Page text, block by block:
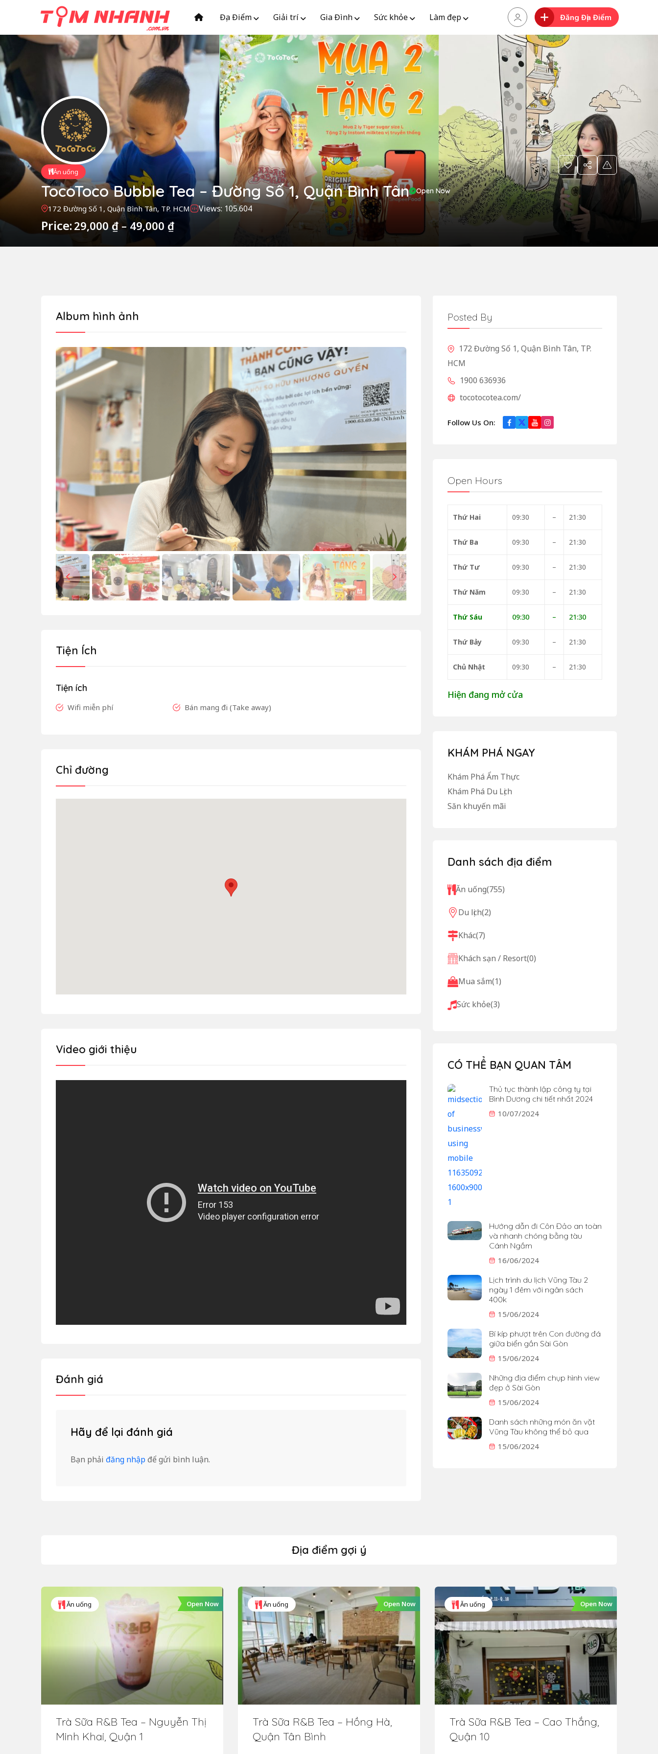
Địa Điểm Giải trí Gia Đình Sức khỏe Làm đẹp Đăng Địa Điểm
Ăn uống
TocoToco Bubble Tea – Đường Số 1, Quận Bình Tân Open Now
172 Đường Số 1, Quận Bình Tân, TP. HCM Views: 105.604
Price: 29,000₫ – 49,000 ₫
Album hình ảnh
Tiện Ích
Tiện ích
Wifi miễn phí Bán mang đi (Take away)
Chỉ đường
Video giới thiệu
Đánh giá
Hãy để lại đánh giá
Bạn phải đăng nhập để gửi bình luận.
Posted By
172 Đường Số 1, Quận Bình Tân, TP.
HCM
1900 636936
tocotocotea.com/
Follow Us On:
Open Hours
Thứ Hai 09:30 – 21:30
Thứ Ba 09:30 – 21:30
Thứ Tư 09:30 – 21:30
Thứ Năm 09:30 – 21:30
Thứ Sáu 09:30 – 21:30
Thứ Bảy 09:30 – 21:30
Chủ Nhật 09:30 – 21:30
Hiện đang mở cửa
KHÁM PHÁ NGAY
Khám Phá Ẩm Thực
Khám Phá Du Lịch
Săn khuyến mãi
Danh sách địa điểm
Ăn uống(755)
Du lịch(2)
Khác(7)
Khách sạn / Resort(0)
Mua sắm(1)
Sức khỏe(3)
CÓ THỂ BẠN QUAN TÂM
Thủ tục thành lập công ty tại
Bình Dương chi tiết nhất 2024
10/07/2024
Hướng dẫn đi Côn Đảo an toàn
và nhanh chóng bằng tàu
Cánh Ngầm
16/06/2024
Lịch trình du lịch Vũng Tàu 2
ngày 1 đêm với ngân sách
400k
15/06/2024
Bí kíp phượt trên Con đường đá
giữa biển gần Sài Gòn
15/06/2024
Những địa điểm chụp hình view
đẹp ở Sài Gòn
15/06/2024
Danh sách những món ăn vặt
Vũng Tàu không thể bỏ qua
15/06/2024
Địa điểm gợi ý
Ăn uống Open Now
Trà Sữa R&B Tea – Nguyễn Thị
Minh Khai, Quận 1
Ăn uống Open Now
Trà Sữa R&B Tea – Hồng Hà,
Quận Tân Bình
Ăn uống Open Now
Trà Sữa R&B Tea – Cao Thắng,
Quận 10